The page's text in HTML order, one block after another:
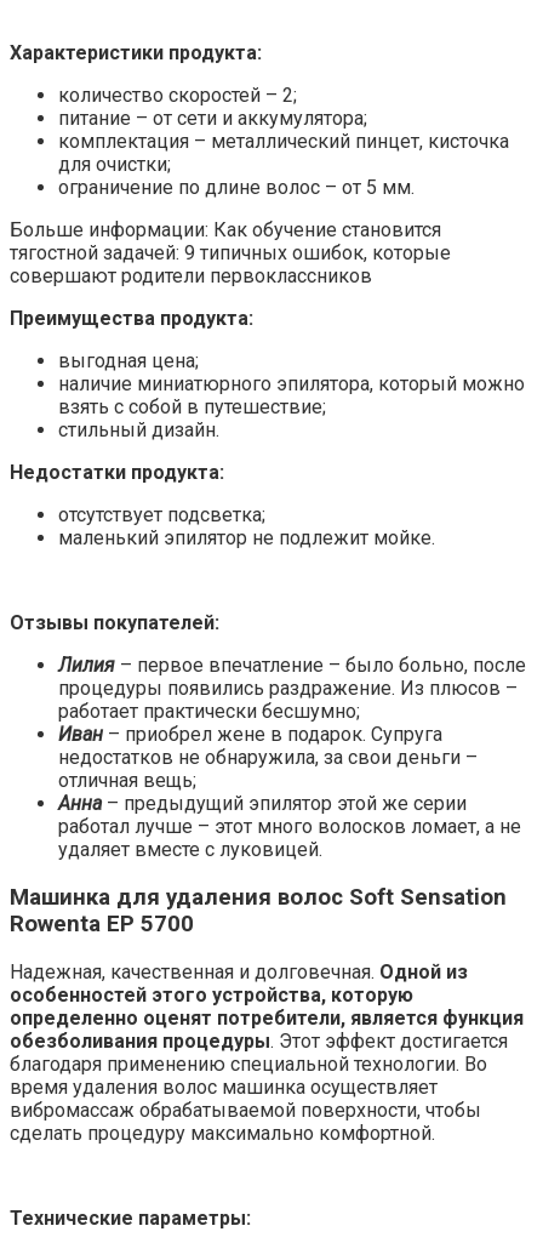
Характеристики продукта:
количество скоростей – 2;
питание – от сети и аккумулятора;
комплектация – металлический пинцет, кисточка
для очистки;
ограничение по длине волос – от 5 мм.
Больше информации: Как обучение становится
тягостной задачей: 9 типичных ошибок, которые
совершают родители первоклассников
Преимущества продукта:
выгодная цена;
наличие миниатюрного эпилятора, который можно
взять с собой в путешествие;
стильный дизайн.
Недостатки продукта:
отсутствует подсветка;
маленький эпилятор не подлежит мойке.
Отзывы покупателей:
Лилия – первое впечатление – было больно, после
процедуры появились раздражение. Из плюсов –
работает практически бесшумно;
Иван – приобрел жене в подарок. Супруга
недостатков не обнаружила, за свои деньги –
отличная вещь;
Анна – предыдущий эпилятор этой же серии
работал лучше – этот много волосков ломает, а не
удаляет вместе с луковицей.
Машинка для удаления волос Soft Sensation
Rowenta ЕР 5700
Надежная, качественная и долговечная. Одной из
особенностей этого устройства, которую
определенно оценят потребители, является функция
обезболивания процедуры. Этот эффект достигается
благодаря применению специальной технологии. Во
время удаления волос машинка осуществляет
вибромассаж обрабатываемой поверхности, чтобы
сделать процедуру максимально комфортной.
Технические параметры: